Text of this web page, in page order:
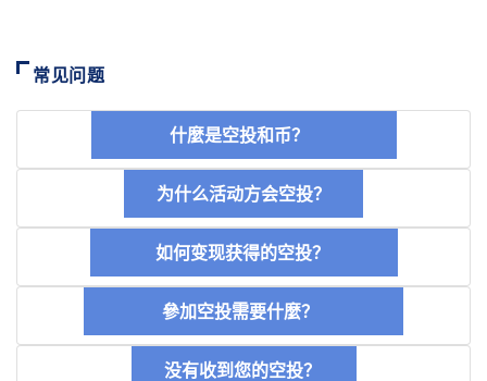
常见问题
什麼是空投和币？
为什么活动方会空投？
如何变现获得的空投？
參加空投需要什麼？
没有收到您的空投？